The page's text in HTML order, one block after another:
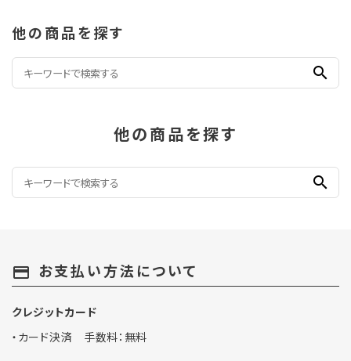
他の商品を探す
search
他の商品を探す
search
payment お支払い方法について
クレジットカード
・カード決済 手数料：無料